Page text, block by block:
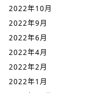
2022年10月
2022年9月
2022年6月
2022年4月
2022年2月
2022年1月